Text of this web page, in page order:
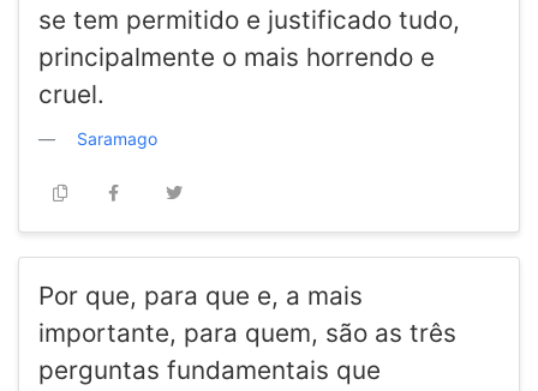
se tem permitido e justificado tudo,
principalmente o mais horrendo e
cruel.
Saramago
Por que, para que e, a mais
importante, para quem, são as três
perguntas fundamentais que